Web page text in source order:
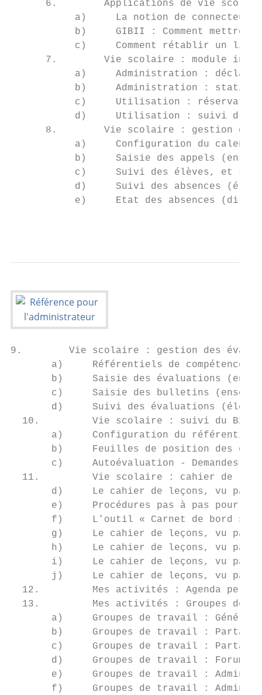
6.        Applications de vie
a)     La notion de
b)     GIBII : Comment mettre
c)     Comment rétablir un
7.        Vie scolaire : module
a)     Administration :
b)     Administration :
c)     Utilisation :
d)     Utilisation : suivi
8.        Vie scolaire : gestion
a)     Configuration du
b)     Saisie des appels
c)     Suivi des élèves, et
d)     Suivi des absences
e)     Etat des absences
9.        Vie scolaire : gestion des évaluations
a)     Référentiels de
b)     Saisie des évaluations
c)     Saisie des bulletins
d)     Suivi des évaluations
10.         Vie scolaire : suivi du B2i
a)     Configuration du
b)     Feuilles de position des
c)     Autoévaluation - Demandes
11.         Vie scolaire : cahier de
d)     Le cahier de leçons, vu par
e)     Procédures pas à pas pour
f)     L’outil « Carnet de bord »
g)     Le cahier de leçons, vu par
h)     Le cahier de leçons, vu par
i)     Le cahier de leçons, vu par
j)     Le cahier de leçons, vu par
12.         Mes activités : Agenda
13.         Mes activités : Groupes de
a)     Groupes de travail :
b)     Groupes de travail :
c)     Groupes de travail :
d)     Groupes de travail : Forum
e)     Groupes de travail :
f)     Groupes de travail :